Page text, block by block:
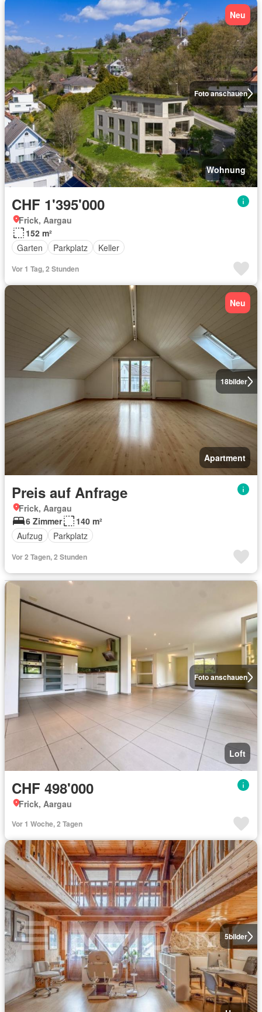
Foto anschauen
Neu
Wohnung
CHF 1'395'000
Frick, Aargau
152 m²
Garten
Parkplatz Keller
Vor 1 Tag, 2 Stunden
18bilder
Neu
Apartment
Preis auf Anfrage
Frick, Aargau
6 Zimmer
140 m²
Aufzug
Parkplatz
Vor 2 Tagen, 2 Stunden
Foto anschauen
Loft
CHF 498'000
Frick, Aargau
Vor 1 Woche, 2 Tagen
5bilder